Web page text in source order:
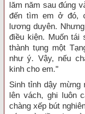
lăm năm sau đúng
đến tìm em ở đó,
lương duyên.
điều kiện. Muốn tái
thành tụng một
như ý. Vậy, nếu
kinh cho em."
Sinh tỉnh dậy mừng
lên vách, ghi luôn
chàng xếp bút